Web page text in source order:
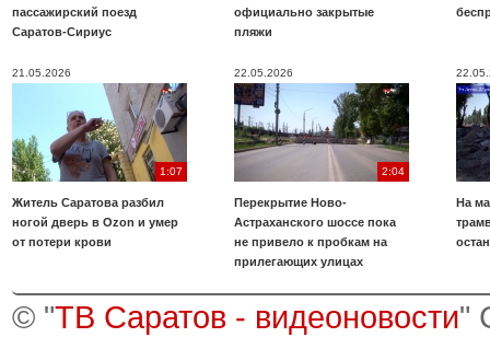
пассажирский поезд
Саратов-Сириус
официально закрытые
пляжи
21.05.2026
1:07
Житель Саратова разбил
ногой дверь в Ozon и умер
от потери крови
22.05.2026
2:04
Перекрытие Ново-
Астраханского шоссе пока
не привело к пробкам на
прилегающих улицах
На
© "ТВ Саратов - видеоновости"